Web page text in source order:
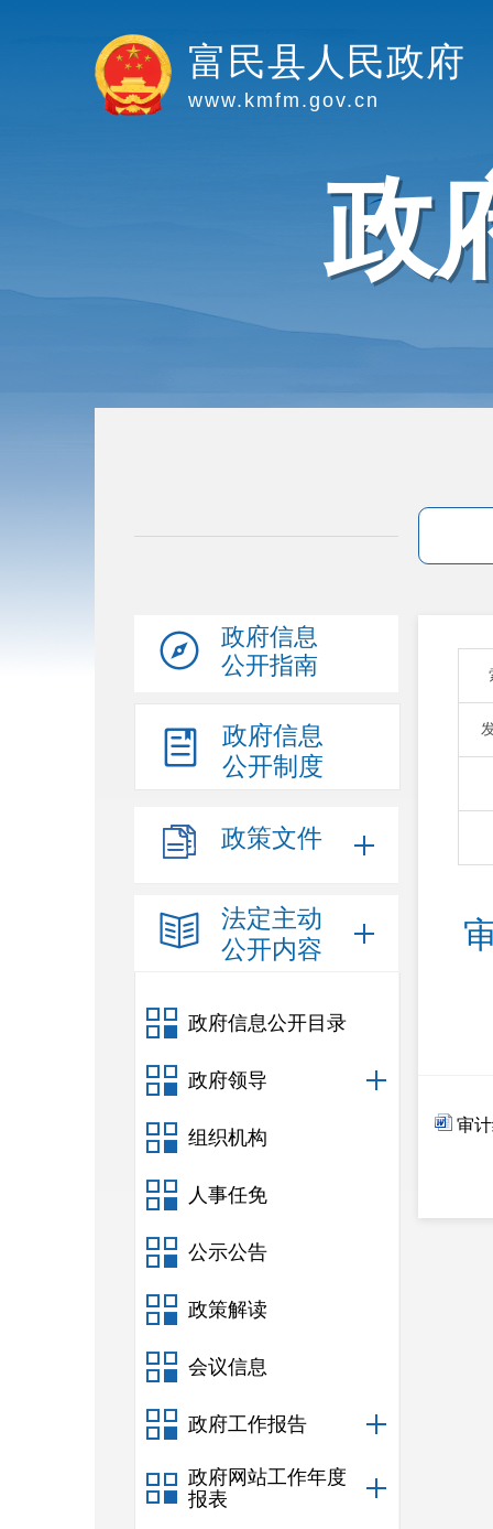
富民县人民政府
www.kmfm.gov.cn
政
政府信息
公开指南
政府信息
公开制度
政策文件
法定主动
公开内容
政府信息公开目录
政府领导
组织机构
人事任免
公示公告
政策解读
会议信息
政府工作报告
政府网站工作年度
报表
审